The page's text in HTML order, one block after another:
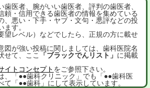
医者、腕がいい歯医者、評判の歯医者、
頼・信用できる歯医者の情報を集めている
、悪い・下手・ヤブ・文句・悪評などの投
す。
レベル）などでしたら、正規の方に載せ
が強い投稿に関しましては、歯科医院名
せて、ここ
「ブラックでんリスト」 に掲載
イトコンセプト をご参照下さい。
「●●歯科クリニック」でも「●●歯科医
て「●●歯科」にして表示しています。